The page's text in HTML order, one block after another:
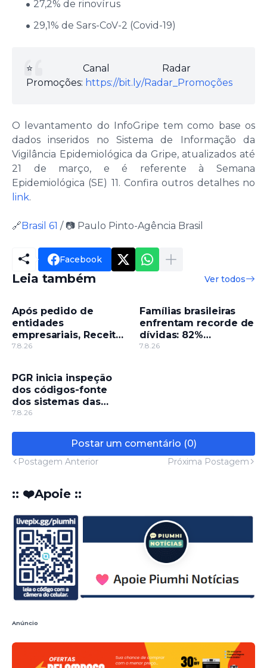
27,2% de rinovírus
29,1% de Sars-CoV-2 (Covid-19)
⭐️Canal Radar
Promoções: https://bit.ly/Radar_Promoções
O levantamento do InfoGripe tem como base os
dados inseridos no Sistema de Informação da
Vigilância Epidemiológica da Gripe, atualizados até
21 de março, e é referente à Semana
Epidemiológica (SE) 11. Confira outros detalhes no
link.
🔗Brasil 61 / 📷 Paulo Pinto-Agência Brasil
Facebook
Leia também Ver todos
Após pedido de
entidades
empresariais, Receita
flexibiliza regras da
7.8.26
Famílias brasileiras
enfrentam recorde de
dívidas: 82%
endividadas
7.8.26
PGR inicia inspeção
dos códigos-fonte
dos sistemas das
Eleições 2026
7.8.26
Postar um comentário (0)
Postagem Anterior Próxima Postagem
:: ❤️Apoie ::
Anúncio